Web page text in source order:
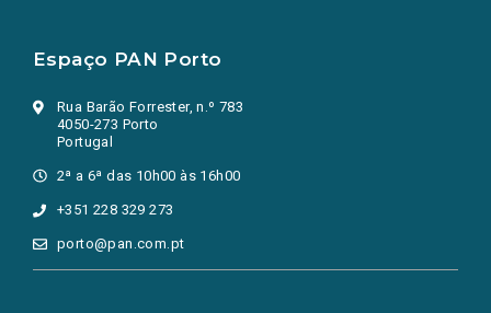
Espaço PAN Porto
Rua Barão Forrester, n.º 783
4050-273 Porto
Portugal
2ª a 6ª das 10h00 às 16h00
+351 228 329 273
porto@pan.com.pt